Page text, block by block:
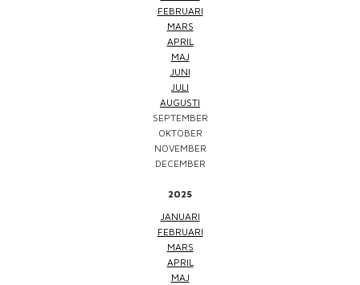
FEBRUARI
MARS
APRIL
MAJ
JUNI
JULI
AUGUSTI
SEPTEMBER
OKTOBER
NOVEMBER
DECEMBER
2025
JANUARI
FEBRUARI
MARS
APRIL
MAJ